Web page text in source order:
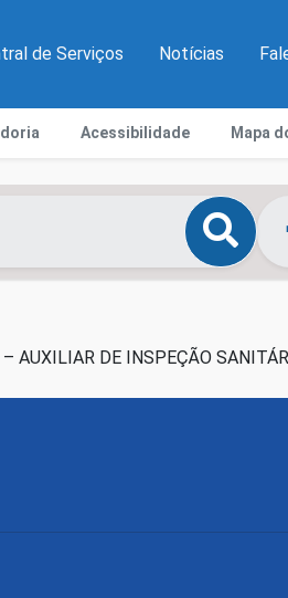
de Serviços Notícias
Acessibilidade Mapa
AUXILIAR DE INSPEÇÃO